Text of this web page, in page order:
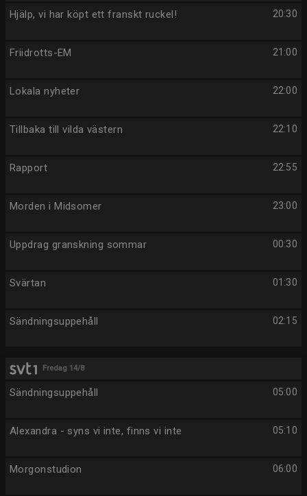
20:30
Hjälp, vi har köpt ett franskt ruckel!
21:00
Friidrotts-EM
22:00
Lokala nyheter
22:10
Tillbaka till vilda västern
22:55
Rapport
23:00
Morden i Midsomer
00:30
Uppdrag granskning sommar
01:30
Svärtan
02:15
Sändningsuppehåll
Fredag 14/8
05:00
Sändningsuppehåll
05:10
Alexandra - syns vi inte, finns vi inte
06:00
Morgonstudion